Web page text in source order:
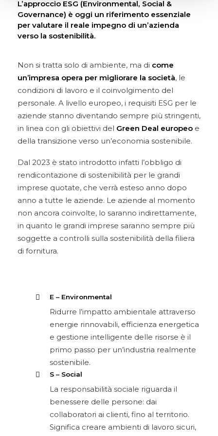
L’approccio ESG (Environmental, Social &
Governance) è oggi un riferimento essenziale
per valutare il reale impegno di un’azienda
verso la sostenibilità.
Non si tratta solo di ambiente, ma di come
un’impresa opera per migliorare la società, le
condizioni di lavoro e il coinvolgimento del
personale. A livello europeo, i requisiti ESG per le
aziende stanno diventando sempre più stringenti,
in linea con gli obiettivi del Green Deal europeo e
della transizione verso un’economia sostenibile.
Dal 2023 è stato introdotto infatti l’obbligo di
rendicontazione di sostenibilità per le grandi
imprese quotate, che verrà esteso anno dopo
anno a tutte le aziende. Le aziende al momento
non ancora coinvolte, lo saranno indirettamente,
in quanto le grandi imprese saranno sempre più
soggette a controlli sulla sostenibilità della filiera
di fornitura.
E – Environmental
Ridurre l’impatto ambientale attraverso
energie rinnovabili, efficienza energetica
e gestione intelligente delle risorse è il
primo passo per un’industria realmente
sostenibile.
S – Social
La responsabilità sociale riguarda il
benessere delle persone: dai
collaboratori ai clienti, fino al territorio.
Significa creare ambienti di lavoro sicuri,